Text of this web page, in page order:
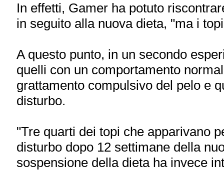
In effetti, Gamer ha potuto
in seguito alla nuova dieta, "ma i
A questo punto, in un secondo
quelli con un comportamento
grattamento compulsivo del pelo e
disturbo.
"Tre quarti dei topi che apparivano
disturbo dopo 12 settimane della
sospensione della dieta ha invece